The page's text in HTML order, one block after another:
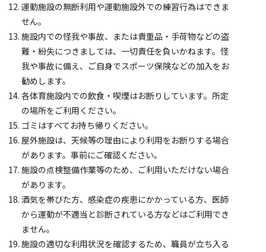
運動施設の無断利用や運動施設外での練習行為はできま
せん。
施設内での怪我や事故、または貴重品・手荷物などの盗
難・紛失につきましては、一切責任を負いかねます。怪
我や事故に備え、ご自身でスポーツ保険などの加入をお
勧めします。
各体育施設内での飲食・喫煙はお断りしています。所定
の場所をご利用ください。
ゴミはすべてお持ち帰りください。
屋外施設は、天候等の理由により利用をお断りする場合
があります。事前にご確認ください。
施設の点検整備作業等のため、ご利用いただけない場合
があります。
酒気を帯びた方、感染症の疾患にかかっている方、医師
から運動が不適当と診断されている方などはご利用でき
ません。
施設の適切な利用状況を確認するため、職員が立ち入る